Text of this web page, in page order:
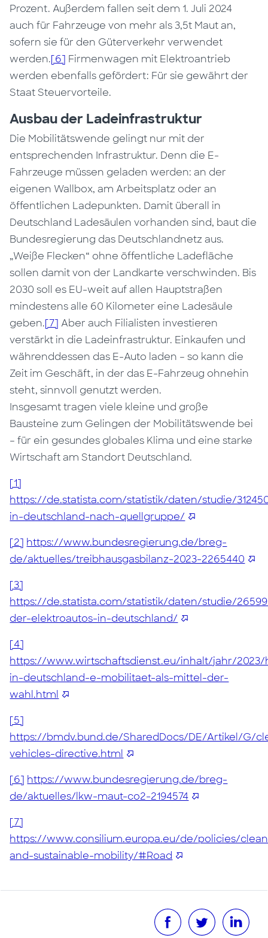
Prozent. Außerdem fallen seit dem 1. Juli 2024
auch für Fahrzeuge von mehr als 3,5t Maut an,
sofern sie für den Güterverkehr verwendet
werden.[6] Firmenwagen mit Elektroantrieb
werden ebenfalls gefördert: Für sie gewährt der
Staat Steuervorteile.
Ausbau der Ladeinfrastruktur
Die Mobilitätswende gelingt nur mit der
entsprechenden Infrastruktur. Denn die E-
Fahrzeuge müssen geladen werden: an der
eigenen Wallbox, am Arbeitsplatz oder an
öffentlichen Ladepunkten. Damit überall in
Deutschland Ladesäulen vorhanden sind, baut die
Bundesregierung das Deutschlandnetz aus.
„Weiße Flecken“ ohne öffentliche Ladefläche
sollen damit von der Landkarte verschwinden. Bis
2030 soll es EU-weit auf allen Hauptstraßen
mindestens alle 60 Kilometer eine Ladesäule
geben.[7] Aber auch Filialisten investieren
verstärkt in die Ladeinfrastruktur. Einkaufen und
währenddessen das E-Auto laden – so kann die
Zeit im Geschäft, in der das E-Fahrzeug ohnehin
steht, sinnvoll genutzt werden.
Insgesamt tragen viele kleine und große
Bausteine zum Gelingen der Mobilitätswende bei
– für ein gesundes globales Klima und eine starke
Wirtschaft am Standort Deutschland.
[1]
https://de.statista.com/statistik/daten/studie/
in-deutschland-nach-quellgruppe/
[2] https://www.bundesregierung.de/breg-
de/aktuelles/treibhausgasbilanz-2023-2265440
[3]
https://de.statista.com/statistik/daten/studie/
der-elektroautos-in-deutschland/
[4]
https://www.wirtschaftsdienst.eu/inhalt/jahr/
in-deutschland-e-mobilitaet-als-mittel-der-
wahl.html
[5]
https://bmdv.bund.de/SharedDocs/DE/Artikel/G/
vehicles-directive.html
[6] https://www.bundesregierung.de/breg-
de/aktuelles/lkw-maut-co2-2194574
[7]
https://www.consilium.europa.eu/de/policies/
and-sustainable-mobility/#Road